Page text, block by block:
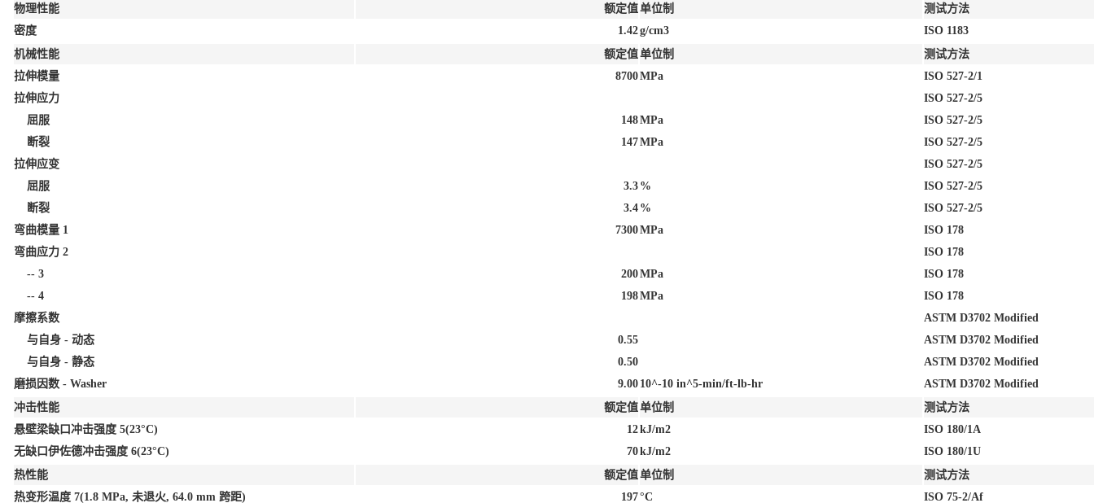
物理性能 额定值单位制
测试方法
密度
1.42g/cm3
ISO 1183
机械性能
额定值单位制
测试方法
拉伸模量
8700MPa
ISO 527-2/1
拉伸应力
ISO 527-2/5
屈服
148MPa
ISO 527-2/5
断裂
147MPa
ISO 527-2/5
拉伸应变
ISO 527-2/5
屈服
3.3 %
ISO 527-2/5
断裂
3.4 %
ISO 527-2/5
弯曲模量 1 7300MPa
ISO 178
弯曲应力 2
ISO 178
-- 3 200MPa
ISO 178
-- 4 198MPa
ISO 178
摩擦系数
ASTM D3702 Modified
与自身 - 动态
0.55
ASTM D3702 Modified
与自身 - 静态
0.50
ASTM D3702 Modified
磨损因数 - Washer
9.00 10^-10 in^5-min/ft-lb-hr
ASTM D3702 Modified
冲击性能
额定值单位制
测试方法
悬壁梁缺口冲击强度 5(23°C) 12kJ/m2
ISO 180/1A
无缺口伊佐德冲击强度 6(23°C) 70kJ/m2
ISO 180/1U
热性能
额定值单位制
测试方法
热变形温度 7(1.8 MPa, 未退火, 64.0 mm 跨距) 197°C
ISO 75-2/Af